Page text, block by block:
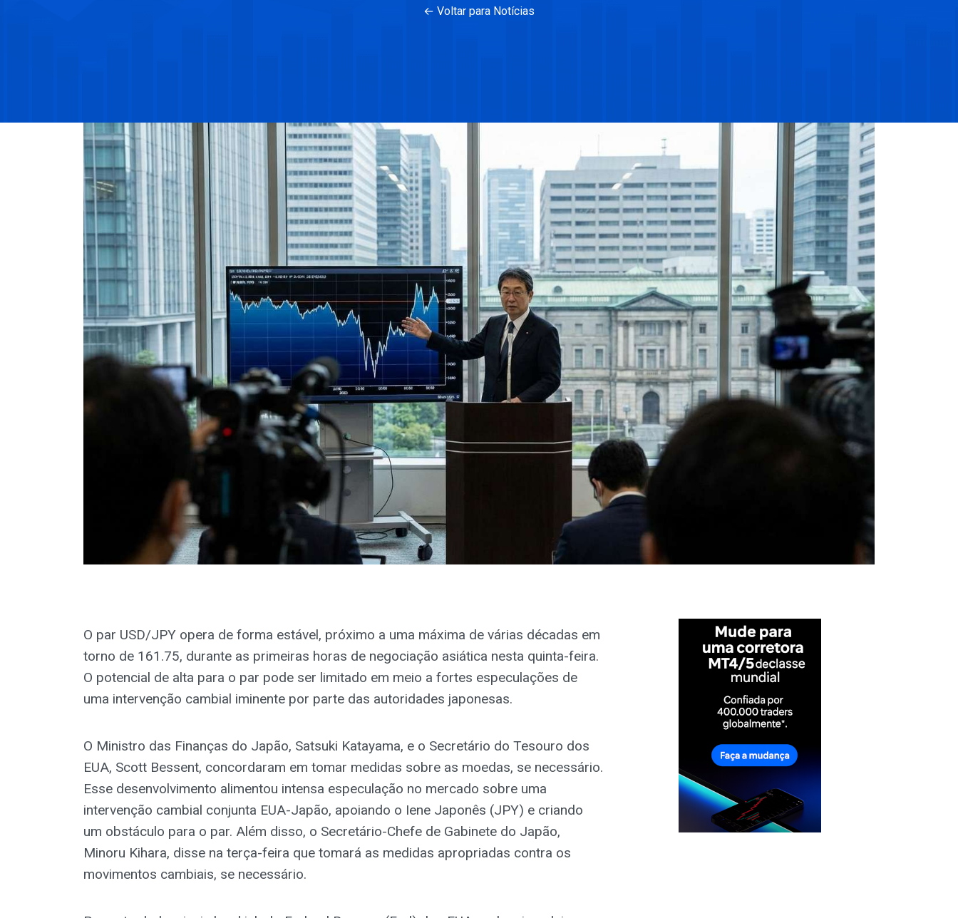
← Voltar para Notícias
O par USD/JPY opera de forma estável, próximo a uma máxima de várias décadas em
torno de 161.75, durante as primeiras horas de negociação asiática nesta quinta-feira.
O potencial de alta para o par pode ser limitado em meio a fortes especulações de
uma intervenção cambial iminente por parte das autoridades japonesas.
O Ministro das Finanças do Japão, Satsuki Katayama, e o Secretário do Tesouro dos
EUA, Scott Bessent, concordaram em tomar medidas sobre as moedas, se necessário.
Esse desenvolvimento alimentou intensa especulação no mercado sobre uma
intervenção cambial conjunta EUA-Japão, apoiando o Iene Japonês (JPY) e criando
um obstáculo para o par. Além disso, o Secretário-Chefe de Gabinete do Japão,
Minoru Kihara, disse na terça-feira que tomará as medidas apropriadas contra os
movimentos cambiais, se necessário.